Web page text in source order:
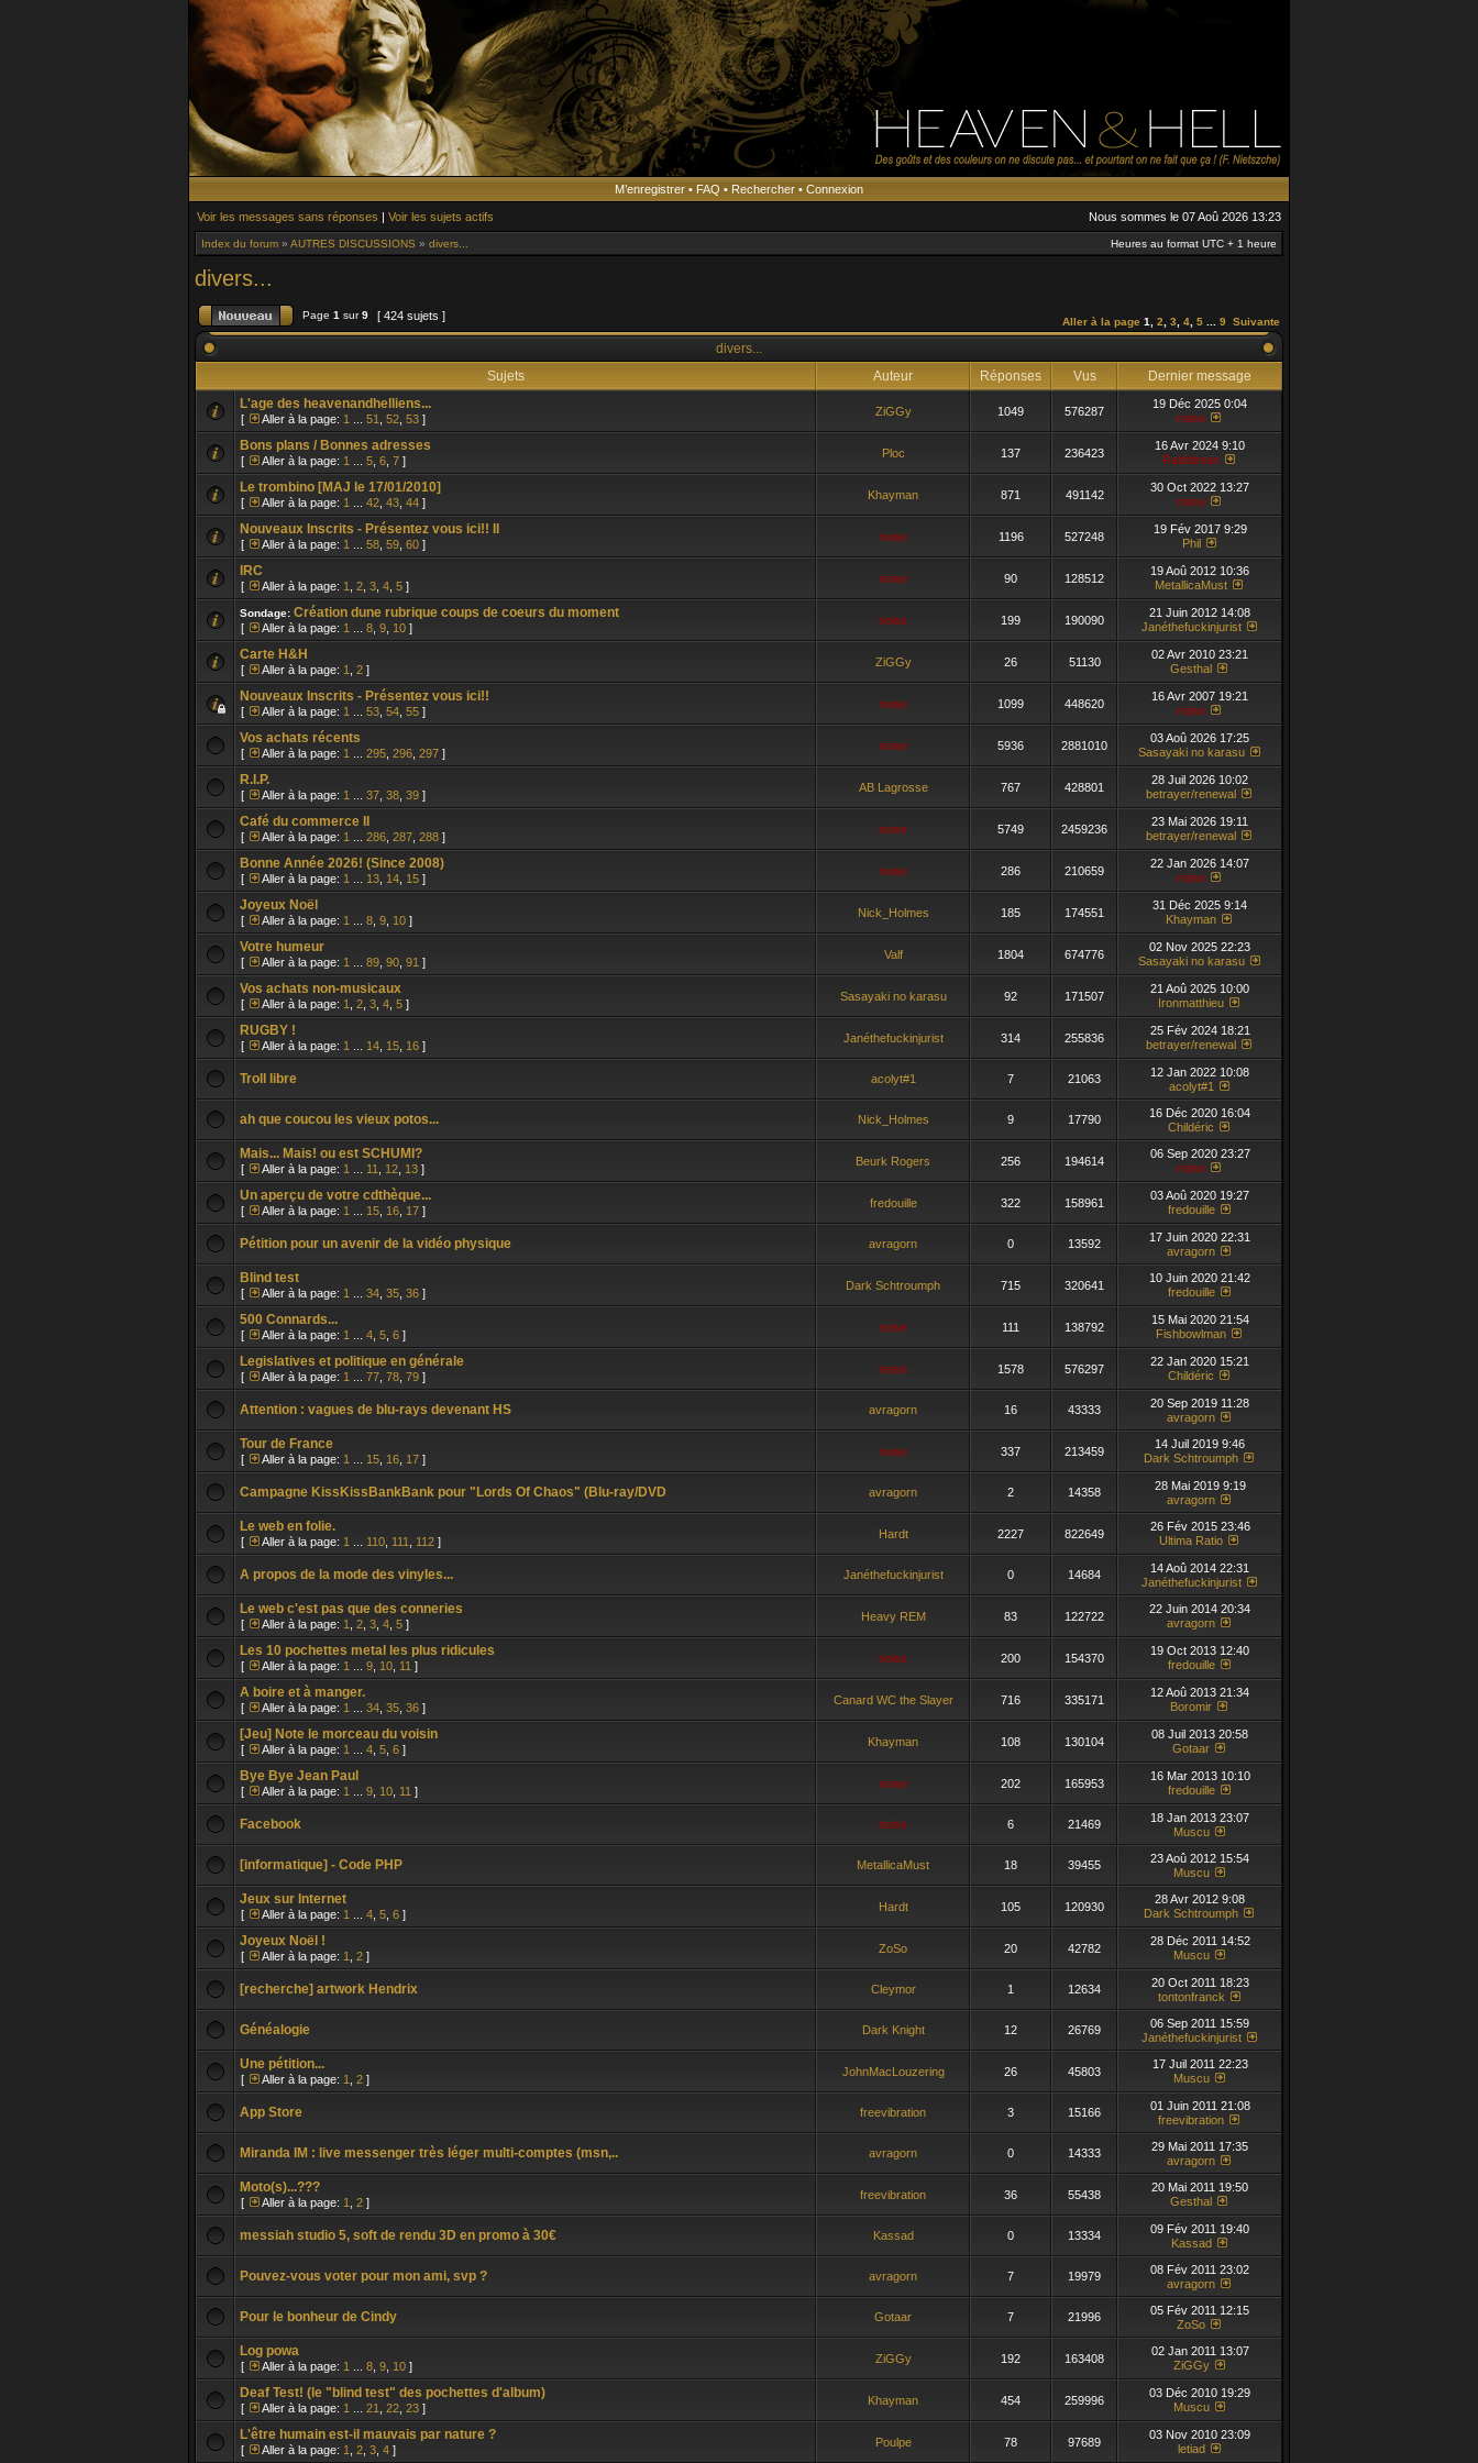
M’enregistrer • FAQ • Rechercher • Connexion
Voir les messages sans réponses | Voir les sujets actifs Nous sommes le 07 Aoû 2026 13:23
Index du forum » AUTRES DISCUSSIONS » divers... Heures au format UTC + 1 heure
divers...
Page 1 sur9 [ 424 sujets ] Aller à la page 1 2 3 4 5 9 Suivante
divers...
Sujets
Auteur Réponses Vus
Dernier message
L'age des heavenandhelliens...
[ Aller à la page: 1 51 52 53 ]
ZiGGy 1049 576287
19 Déc 2025 0:04
noise
Bons plans / Bonnes adresses
[ Aller à la page: 1 5 6 7 ]
Ploc 137 236423
16 Avr 2024 9:10
Rabbitman
Le trombino [MAJ le 17/01/2010]
[ Aller à la page: 1 42 43 44 ]
Khayman 871 491142
30 Oct 2022 13:27
noise
Nouveaux Inscrits - Présentez vous ici!! II
[ Aller à la page: 1 58 59 60 ]
noise 1196 527248
19 Fév 2017 9:29
Phil
IRC
[ Aller à la page: 1 2 3 4 5 ]
noise 90 128512
19 Aoû 2012 10:36
MetallicaMust
Sondage: Création dune rubrique coups de coeurs du moment
[ Aller à la page: 1 8 9 10 ]
noise 199 190090
21 Juin 2012 14:08
Janéthefuckinjurist
Carte H&H
[ Aller à la page: 1 2 ]
ZiGGy 26 51130
02 Avr 2010 23:21
Gesthal
Nouveaux Inscrits - Présentez vous ici!!
[ Aller à la page: 1 53 54 55 ]
noise 1099 448620
16 Avr 2007 19:21
noise
Vos achats récents
[ Aller à la page: 1 295 296 297 ]
noise 5936 2881010
03 Aoû 2026 17:25
Sasayaki no karasu
R.I.P.
[ Aller à la page: 1 37 38 39 ]
AB Lagrosse 767 428801
28 Juil 2026 10:02
betrayer/renewal
Café du commerce II
[ Aller à la page: 1 286 287 288 ]
noise 5749 2459236
23 Mai 2026 19:11
betrayer/renewal
Bonne Année 2026! (Since 2008)
[ Aller à la page: 1 13 14 15 ]
noise 286 210659
22 Jan 2026 14:07
noise
Joyeux Noël
[ Aller à la page: 1 8 9 10 ]
Nick_Holmes 185 174551
31 Déc 2025 9:14
Khayman
Votre humeur
[ Aller à la page: 1 89 90 91 ]
Valf 1804 674776
02 Nov 2025 22:23
Sasayaki no karasu
Vos achats non-musicaux
[ Aller à la page: 1 2 3 4 5 ]
Sasayaki no karasu 92 171507
21 Aoû 2025 10:00
Ironmatthieu
RUGBY !
[ Aller à la page: 1 14 15 16 ]
Janéthefuckinjurist 314 255836
25 Fév 2024 18:21
betrayer/renewal
Troll libre acolyt#1 7 21063
12 Jan 2022 10:08
acolyt#1
ah que coucou les vieux potos... Nick_Holmes 9 17790
16 Déc 2020 16:04
Childéric
Mais... Mais! ou est SCHUMI?
[ Aller à la page: 1 11 12 13 ]
Beurk Rogers 256 194614
06 Sep 2020 23:27
noise
Un aperçu de votre cdthèque...
[ Aller à la page: 1 15 16 17 ]
fredouille 322 158961
03 Aoû 2020 19:27
fredouille
Pétition pour un avenir de la vidéo physique avragorn 0 13592
17 Juin 2020 22:31
avragorn
Blind test
[ Aller à la page: 1 34 35 36 ]
Dark Schtroumph 715 320641
10 Juin 2020 21:42
fredouille
500 Connards...
[ Aller à la page: 1 4 5 6 ]
noise 111 138792
15 Mai 2020 21:54
Fishbowlman
Legislatives et politique en générale
[ Aller à la page: 1 77 78 79 ]
noise 1578 576297
22 Jan 2020 15:21
Childéric
Attention : vagues de blu-rays devenant HS avragorn 16 43333
20 Sep 2019 11:28
avragorn
Tour de France
[ Aller à la page: 1 15 16 17 ]
noise 337 213459
14 Juil 2019 9:46
Dark Schtroumph
Campagne KissKissBankBank pour "Lords Of Chaos" (Blu-ray/DVD avragorn 2 14358
28 Mai 2019 9:19
avragorn
Le web en folie.
[ Aller à la page: 1 110 111 112 ]
Hardt 2227 822649
26 Fév 2015 23:46
Ultima Ratio
A propos de la mode des vinyles... Janéthefuckinjurist 0 14684
14 Aoû 2014 22:31
Janéthefuckinjurist
Le web c'est pas que des conneries
[ Aller à la page: 1 2 3 4 5 ]
Heavy REM 83 122722
22 Juin 2014 20:34
avragorn
Les 10 pochettes metal les plus ridicules
[ Aller à la page: 1 9 10 11 ]
noise 200 154370
19 Oct 2013 12:40
fredouille
A boire et à manger.
[ Aller à la page: 1 34 35 36 ]
Canard WC the Slayer 716 335171
12 Aoû 2013 21:34
Boromir
[Jeu] Note le morceau du voisin
[ Aller à la page: 1 4 5 6 ]
Khayman 108 130104
08 Juil 2013 20:58
Gotaar
Bye Bye Jean Paul
[ Aller à la page: 1 9 10 11 ]
noise 202 165953
16 Mar 2013 10:10
fredouille
Facebook noise 6 21469
18 Jan 2013 23:07
Muscu
[informatique] - Code PHP MetallicaMust 18 39455
23 Aoû 2012 15:54
Muscu
Jeux sur Internet
[ Aller à la page: 1 4 5 6 ]
Hardt 105 120930
28 Avr 2012 9:08
Dark Schtroumph
Joyeux Noël !
[ Aller à la page: 1 2 ]
ZoSo 20 42782
28 Déc 2011 14:52
Muscu
[recherche] artwork Hendrix Cleymor 1 12634
20 Oct 2011 18:23
tontonfranck
Généalogie Dark Knight 12 26769
06 Sep 2011 15:59
Janéthefuckinjurist
Une pétition...
[ Aller à la page: 1 2 ]
JohnMacLouzering 26 45803
17 Juil 2011 22:23
Muscu
App Store freevibration 3 15166
01 Juin 2011 21:08
freevibration
Miranda IM : live messenger très léger multi-comptes (msn,.. avragorn 0 14333
29 Mai 2011 17:35
avragorn
Moto(s)...???
[ Aller à la page: 1 2 ]
freevibration 36 55438
20 Mai 2011 19:50
Gesthal
messiah studio 5, soft de rendu 3D en promo à 30€ Kassad 0 13334
09 Fév 2011 19:40
Kassad
Pouvez-vous voter pour mon ami, svp ? avragorn 7 19979
08 Fév 2011 23:02
avragorn
Pour le bonheur de Cindy Gotaar 7 21996
05 Fév 2011 12:15
ZoSo
Log powa
[ Aller à la page: 1 8 9 10 ]
ZiGGy 192 163408
02 Jan 2011 13:07
ZiGGy
Deaf Test! (le "blind test" des pochettes d'album)
[ Aller à la page: 1 21 22 23 ]
Khayman 454 259996
03 Déc 2010 19:29
Muscu
L'être humain est-il mauvais par nature ?
[ Aller à la page: 1 2 3 4 ]
Poulpe 78 97689
03 Nov 2010 23:09
letiad